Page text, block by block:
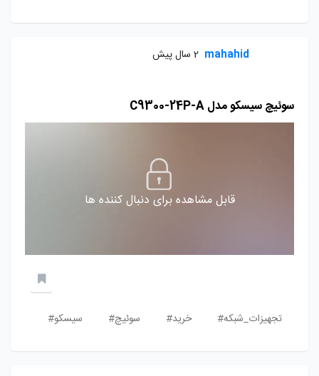
mahahid 2 سال پیش
سوئیچ سیسکو مدل C9300-24P-A
قابل مشاهده برای دنبال کننده ها
تجهیزات_شبکه# خرید# سوئیچ# سیسکو#